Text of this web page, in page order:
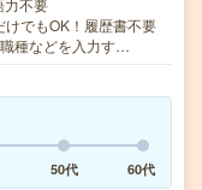
力不要
でもOK！履歴書不要
種などを入力す…
50代 60代